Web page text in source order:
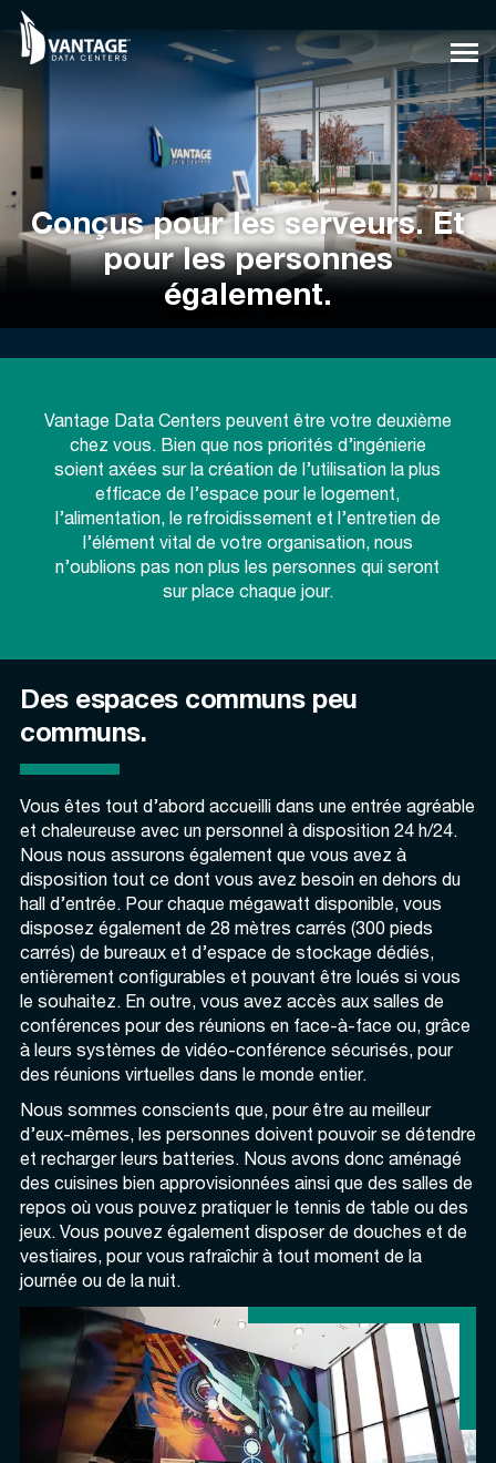
Skip
content
Conçus pour les serveurs. Et
pour les personnes
également.
Vantage Data Centers peuvent être votre deuxième
chez vous. Bien que nos priorités d’ingénierie
soient axées sur la création de l’utilisation la plus
efficace de l’espace pour le logement,
l’alimentation, le refroidissement et l’entretien de
l’élément vital de votre organisation, nous
n’oublions pas non plus les personnes qui seront
sur place chaque jour.
Des espaces communs peu
communs.
Vous êtes tout d’abord accueilli dans une entrée agréable
et chaleureuse avec un personnel à disposition 24 h/24.
Nous nous assurons également que vous avez à
disposition tout ce dont vous avez besoin en dehors du
hall d’entrée. Pour chaque mégawatt disponible, vous
disposez également de 28 mètres carrés (300 pieds
carrés) de bureaux et d’espace de stockage dédiés,
entièrement configurables et pouvant être loués si vous
le souhaitez. En outre, vous avez accès aux salles de
conférences pour des réunions en face-à-face ou, grâce
à leurs systèmes de vidéo-conférence sécurisés, pour
des réunions virtuelles dans le monde entier.
Nous sommes conscients que, pour être au meilleur
d’eux-mêmes, les personnes doivent pouvoir se détendre
et recharger leurs batteries. Nous avons donc aménagé
des cuisines bien approvisionnées ainsi que des salles de
repos où vous pouvez pratiquer le tennis de table ou des
jeux. Vous pouvez également disposer de douches et de
vestiaires, pour vous rafraîchir à tout moment de la
journée ou de la nuit.